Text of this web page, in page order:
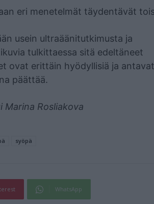
eri menetelmät täydentävät
usein ultraäänitutkimusta ja
tulkittaessa sitä edeltäneet
ovat erittäin hyödyllisiä ja antavat
päättää.
Rosliakova
syöpä
WhatsApp